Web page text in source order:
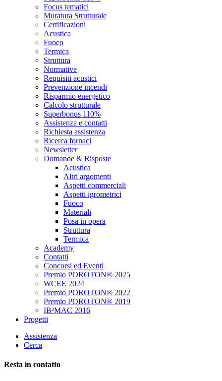
Focus tematici
Muratura Strutturale
Certificazioni
Acustica
Fuoco
Termica
Struttura
Normative
Requisiti acustici
Prevenzione incendi
Risparmio energetico
Calcolo strutturale
Superbonus 110%
Assistenza e contatti
Richiesta assistenza
Ricerca fornaci
Newsletter
Domande & Risposte
Acustica
Altri argomenti
Aspetti commerciali
Aspetti igrometrici
Fuoco
Materiali
Posa in opera
Struttura
Termica
Academy
Contatti
Concorsi ed Eventi
Premio POROTON® 2025
WCEE 2024
Premio POROTON® 2022
Premio POROTON® 2019
IB²MAC 2016
Progetti
Assistenza
Cerca
Resta in contatto